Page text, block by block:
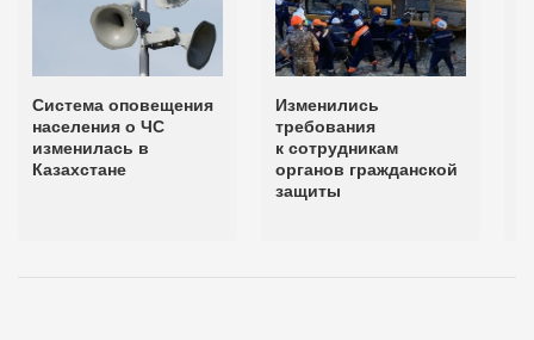
Система оповещения
населения о ЧС
изменилась в
Казахстане
Изменились
требования
к сотрудникам
органов гражданской
защиты